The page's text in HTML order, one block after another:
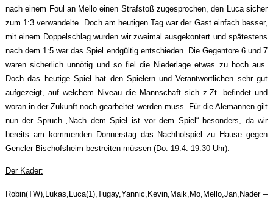
nach einem Foul an Mello einen Strafstoß zugesprochen, den Luca sicher
zum 1:3 verwandelte. Doch am heutigen Tag war der Gast einfach besser,
mit einem Doppelschlag wurden wir zweimal ausgekontert und spätestens
nach dem 1:5 war das Spiel endgültig entschieden. Die Gegentore 6 und 7
waren sicherlich unnötig und so fiel die Niederlage etwas zu hoch aus.
Doch das heutige Spiel hat den Spielern und Verantwortlichen sehr gut
aufgezeigt, auf welchem Niveau die Mannschaft sich z.Zt. befindet und
woran in der Zukunft noch gearbeitet werden muss. Für die Alemannen gilt
nun der Spruch „Nach dem Spiel ist vor dem Spiel“ besonders, da wir
bereits am kommenden Donnerstag das Nachholspiel zu Hause gegen
Gencler Bischofsheim bestreiten müssen (Do. 19.4. 19:30 Uhr).
Der Kader:
Robin(TW),Lukas,Luca(1),Tugay,Yannic,Kevin,Maik,Mo,Mello,Jan,Nader –